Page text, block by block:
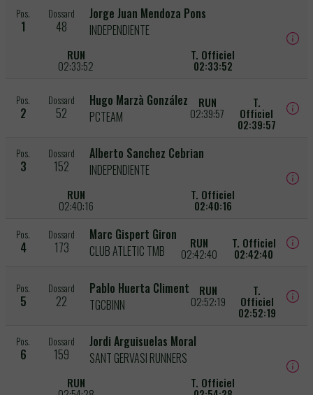
Pos.
1
Dossard
48
Jorge Juan Mendoza Pons
INDEPENDIENTE
RUN
02:33:52
T. Officiel
02:33:52
Pos.
2
Dossard
52
Hugo Marzà González
PCTEAM
RUN
02:39:57
T.
Officiel
02:39:57
Pos.
3
Dossard
152
Alberto Sanchez Cebrian
INDEPENDIENTE
RUN
02:40:16
T. Officiel
02:40:16
Pos.
4
Dossard
173
Marc Gispert Giron
CLUB ATLETIC TMB
RUN
02:42:40
T. Officiel
02:42:40
Pos.
5
Dossard
22
Pablo Huerta Climent
TGCBINN
RUN
02:52:19
T.
Officiel
02:52:19
Pos.
6
Dossard
159
Jordi Arguisuelas Moral
SANT GERVASI RUNNERS
RUN T. Officiel